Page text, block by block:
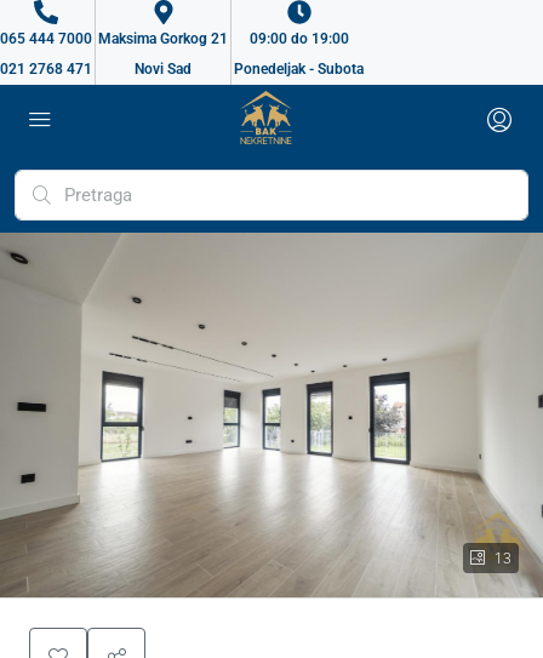
065 444 7000
021 2768 471
Maksima Gorkog 21
Novi Sad
09:00 do 19:00
Ponedeljak - Subota
13